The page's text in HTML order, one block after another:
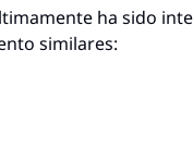
ha sido
similares: